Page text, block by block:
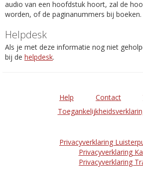
audio van een hoofdstuk hoort, zal de
worden, of de paginanummers bij boeken.
Helpdesk
Als je met deze informatie nog niet
bij de helpdesk.
Help Contact
Privacyverklaring
Privacyverklaring
Privacyverklaring